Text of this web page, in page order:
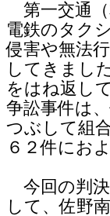
第一交通（
電鉄のタク
侵害や無法
してきまし
をはね返し
争訟事件は
つぶして組
６２件にお
今回の判決
して、佐野